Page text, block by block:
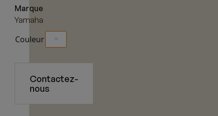
Marque
Yamaha
Couleur
Contactez-
nous